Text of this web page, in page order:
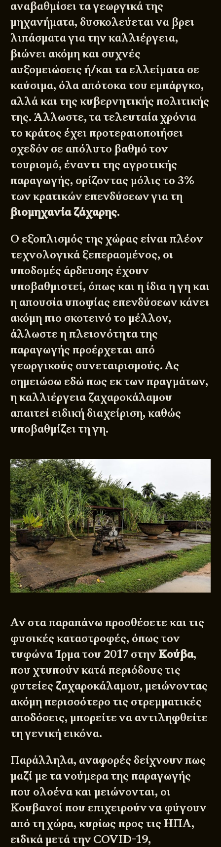
αναβαθμίσει τα γεωργικά της
μηχανήματα, δυσκολεύεται να βρει
λιπάσματα για την καλλιέργεια,
βιώνει ακόμη και συχνές
αυξομειώσεις ή/και τα ελλείματα σε
καύσιμα, όλα απότοκα του εμπάργκο,
αλλά και της κυβερνητικής πολιτικής
της. Άλλωστε, τα τελευταία χρόνια
το κράτος έχει προτεραιοποιήσει
σχεδόν σε απόλυτο βαθμό τον
τουρισμό, έναντι της αγροτικής
παραγωγής, ορίζοντας μόλις το 3%
των κρατικών επενδύσεων για τη
βιομηχανία ζάχαρης.
Ο εξοπλισμός της χώρας είναι πλέον
τεχνολογικά ξεπερασμένος, οι
υποδομές άρδευσης έχουν
υποβαθμιστεί, όπως και η ίδια η γη και
η απουσία υποψίας επενδύσεων κάνει
ακόμη πιο σκοτεινό το μέλλον,
άλλωστε η πλειονότητα της
παραγωγής προέρχεται από
γεωργικούς συνεταιρισμούς. Ας
σημειώσω εδώ πως εκ των πραγμάτων,
η καλλιέργεια ζαχαροκάλαμου
απαιτεί ειδική διαχείριση, καθώς
υποβαθμίζει τη γη.
Αν στα παραπάνω προσθέσετε και τις
φυσικές καταστροφές, όπως τον
τυφώνα Ίρμα του 2017 στην Κούβα,
που χτυπούν κατά περιόδους τις
φυτείες ζαχαροκάλαμου, μειώνοντας
ακόμη περισσότερο τις στρεμματικές
αποδόσεις, μπορείτε να αντιληφθείτε
τη γενική εικόνα.
Παράλληλα, αναφορές δείχνουν πως
μαζί με τα νούμερα της παραγωγής
που ολοένα και μειώνονται, οι
Κουβανοί που επιχειρούν να φύγουν
από τη χώρα, κυρίως προς τις ΗΠΑ,
ειδικά μετά την COVID-19,